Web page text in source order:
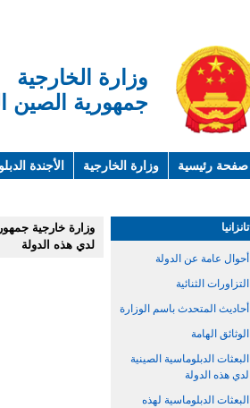
وزارة الخارجية
جمهورية الصين
صفحة رئيسية وزارة الخارجية الأجندة
تانزانيا
أحوال عامة عن الدولة
التزاورات الثنائية
أحاديث المتحدث باسم الوزارة
الوثائق الهامة
البعثات الدبلوماسية الصينية
لدي هذه الدولة
البعثات الدبلوماسية لهذه
وزارة خارجية
لدي هذه الدولة